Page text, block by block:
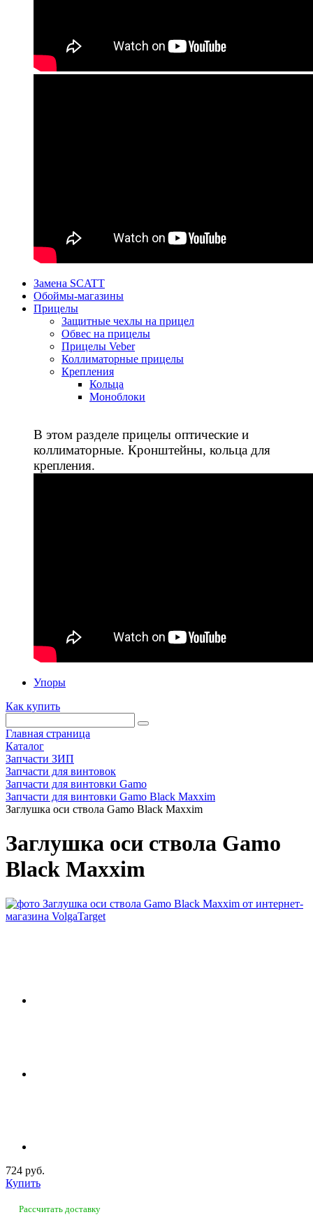
Замена SCATT
Обоймы-магазины
Прицелы
Защитные чехлы на прицел
Обвес на прицелы
Прицелы Veber
Коллиматорные прицелы
Крепления
Кольца
Моноблоки
В этом разделе прицелы оптические и
коллиматорные. Кронштейны, кольца для
крепления.
Упоры
Как купить
Главная страница
Каталог
Запчасти ЗИП
Запчасти для винтовок
Запчасти для винтовки Gamo
Запчасти для винтовки Gamo Black Maxxim
Заглушка оси ствола Gamo Black Maxxim
Заглушка оси ствола Gamo
Black Maxxim
724 руб.
Купить
Рассчитать доставку